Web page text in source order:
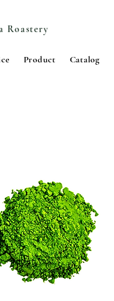
Roastery
Product Catalog